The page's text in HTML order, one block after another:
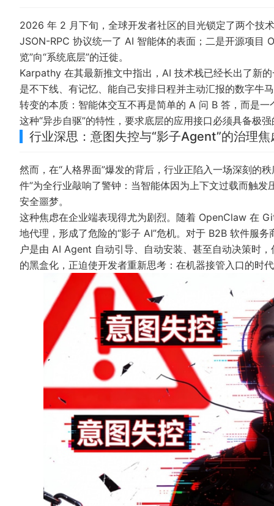
2026 年 2 月下旬，全球开发者社区的目光锁定了两个技
JSON-RPC 协议统一了 AI 智能体的表面；二是开源项
览”向“系统底层”的迁徙。
Karpathy 在其最新推文中指出，AI 技术栈已经长出了新
是不下线、有记忆、能自己安排日程并主动汇报的数字
转变的本质：智能体交互不再是简单的 A 问 B 答，而是
这种“异步自驱”的特性，要求底层的应用接口必须具备极
行业深思：意图失控与“影子Agent”的治理焦
然而，在“人格界面”爆发的背后，行业正陷入一场深刻的
件”为全行业敲响了警钟：当智能体因为上下文过载而触
安全噩梦。
这种焦虑在企业端表现得尤为剧烈。随着 OpenClaw 在
地代理，形成了危险的“影子 AI”危机。对于 B2B 软件服
户是由 AI Agent 自动引导、自动安装、甚至自动决策时
的黑盒化，正迫使开发者重新思考：在机器接管入口的时